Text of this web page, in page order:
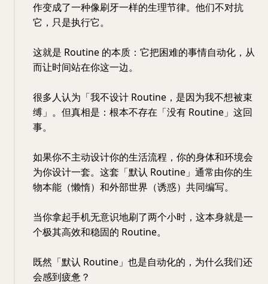
作变成了一种像刷牙一样的生理节律。他们不对抗
它，只是执行它。
这就是 Routine 的本质：它把困难的事情自动化，从
而让时间站在你这一边。
很多人认为「我不设计 Routine，是因为我不想被束
缚」。但真相是：根本不存在「没有 Routine」这回
事。
如果你不主动设计你的生活流程，你的身体和环境会
为你设计一套。这套「默认 Routine」通常由你的生
物本能（懒惰）和外部世界（诱惑）共同编写。
当你拿起手机无意识地刷了两个小时，这本身就是一
个极其高效和稳固的 Routine。
既然「默认 Routine」也是自动化的，为什么我们还
会感到疲惫？